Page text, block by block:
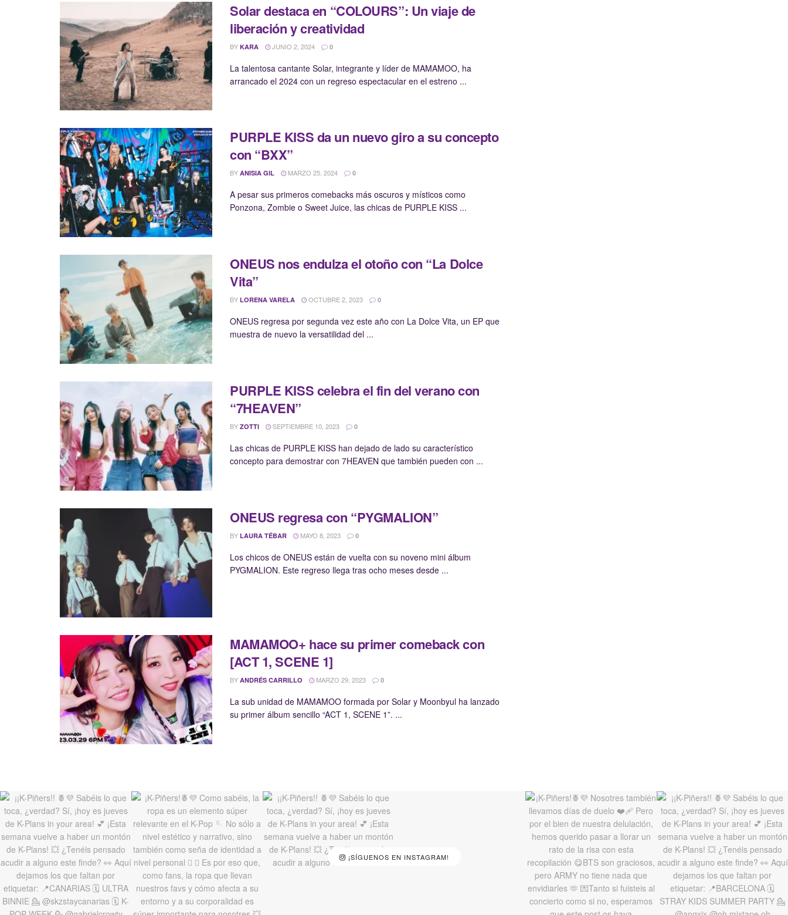
Solar destaca en “COLOURS”: Un viaje de
liberación y creatividad
BY KARA JUNIO 2, 2024 0
La talentosa cantante Solar, integrante y líder de MAMAMOO, ha
arrancado el 2024 con un regreso espectacular en el estreno ...
PURPLE KISS da un nuevo giro a su concepto
con “BXX”
BY ANISIA GIL MARZO 25, 2024 0
A pesar sus primeros comebacks más oscuros y místicos como
Ponzona, Zombie o Sweet Juice, las chicas de PURPLE KISS ...
ONEUS nos endulza el otoño con “La Dolce
Vita”
BY LORENA VARELA OCTUBRE 2, 2023 0
ONEUS regresa por segunda vez este año con La Dolce Vita, un EP que
muestra de nuevo la versatilidad del ...
PURPLE KISS celebra el fin del verano con
“7HEAVEN”
BY ZOTTI SEPTIEMBRE 10, 2023 0
Las chicas de PURPLE KISS han dejado de lado su característico
concepto para demostrar con 7HEAVEN que también pueden con ...
ONEUS regresa con “PYGMALION”
BY LAURA TÉBAR MAYO 8, 2023 0
Los chicos de ONEUS están de vuelta con su noveno mini álbum
PYGMALION. Este regreso llega tras ocho meses desde ...
MAMAMOO+ hace su primer comeback con
[ACT 1, SCENE 1]
BY ANDRÉS CARRILLO MARZO 29, 2023 0
La sub unidad de MAMAMOO formada por Solar y Moonbyul ha lanzado
su primer álbum sencillo “ACT 1, SCENE 1”. ...
¡SÍGUENOS EN INSTAGRAM!